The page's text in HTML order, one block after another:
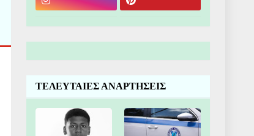
ΤΕΛΕΥΤΑΙΕΣ ΑΝΑΡΤΗΣΕΙΣ